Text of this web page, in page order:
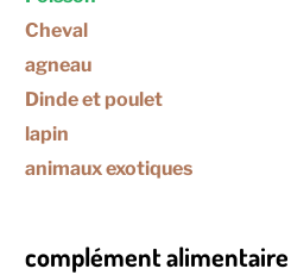
Cheval
agneau
Dinde et poulet
lapin
animaux exotiques
complément alimentaire